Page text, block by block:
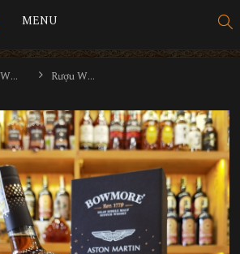
MENU
Rượu Whisky Rượu Whisky Bowmore 21YO Aston Martin Edition 1